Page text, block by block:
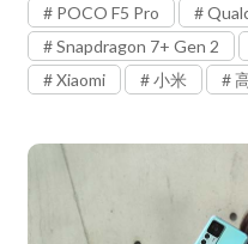
POCO F5 Pro
Snapdragon 7+ Gen 2
Xiaomi
小米